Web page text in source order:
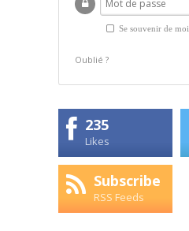
Se souvenir de moi
Oublié ?
235
Likes
Subscribe
RSS Feeds